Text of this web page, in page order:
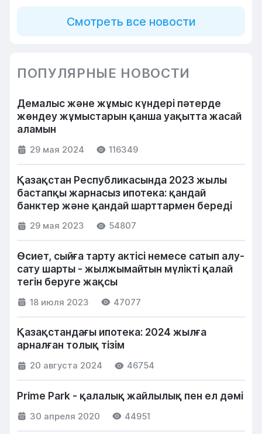
Смотреть все новости
ПОПУЛЯРНЫЕ НОВОСТИ
Демалыс және жұмыс күндері пәтерде
жөндеу жұмыстарын қанша уақытта жасай
аламын
29 мая 2024 116349
Қазақстан Республикасында 2023 жылы
бастапқы жарнасыз ипотека: қандай
банктер және қандай шарттармен береді
29 мая 2023 54807
Өсиет, сыйға тарту актісі немесе сатып алу-
сату шарты - жылжымайтын мүлікті қалай
тегін беруге жақсы
18 июля 2023 47077
Қазақстандағы ипотека: 2024 жылға
арналған толық тізім
20 августа 2024 46754
Prime Park - қалалық жайлылық пен ел дәмі
30 апреля 2020 44951